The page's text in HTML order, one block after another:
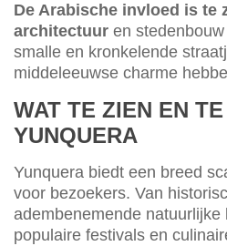
De Arabische invloed is te
architectuur en
smalle en kronkelende
middeleeuwse charme
WAT TE ZIEN EN
YUNQUERA
Yunquera biedt een breed
voor bezoekers. Van
adembenemende natuurlijke
populaire festivals en